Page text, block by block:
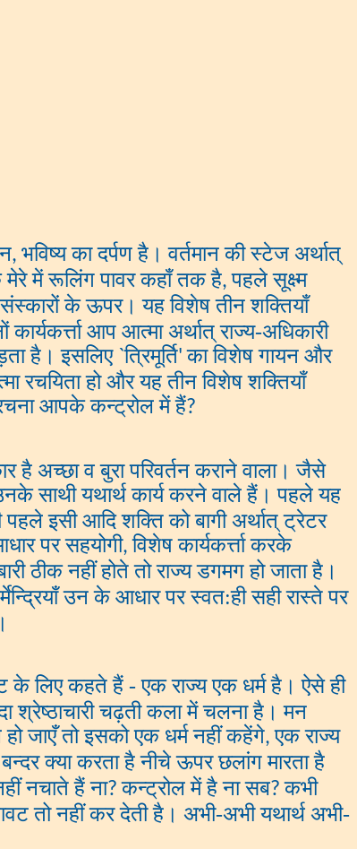
, भविष्य का दर्पण है। वर्तमान की स्टेज अर्थात्
मेरे में रूलिंग पावर कहाँ तक है,पहले सूक्ष्म
के ऊपर। यह विशेष तीन शक्तियाँ
आप आत्मा अर्थात् राज्य-अधिकारी
है। इसलिए `त्रिमूर्ति'का विशेष गायन और
रचयिता हो और यह तीन विशेष शक्तियाँ
रचना आपके कन्ट्रोल में हैं?
है अच्छा व बुरा परिवर्तन कराने वाला। जैसे
साथी यथार्थ कार्य करने वाले हैं। पहले यह
इसी आदि शक्ति को बागी अर्थात् ट्रेटर
पर सहयोगी,विशेष कार्यकर्त्ता करके
ठीक नहीं होते तो राज्य डगमग हो जाता है।
उन के आधार पर स्वत:ही सही रास्ते पर
के लिए कहते हैं - एक राज्य एक धर्म है। ऐसे ही
श्रेष्ठाचारी चढ़ती कला में चलना है। मन
जाएँ तो इसको एक धर्म नहीं कहेंगे,एक राज्य
बन्दर क्या करता है नीचे ऊपर छलांग मारता है
नचाते हैं ना?कन्ट्रोल में है ना सब?कभी
तो नहीं कर देती है। अभी-अभी यथार्थ अभी-